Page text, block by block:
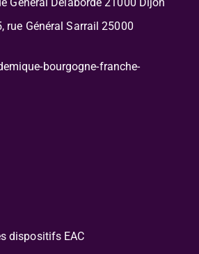
rue Général Sarrail 25000
bourgogne-franche-
dispositifs EAC